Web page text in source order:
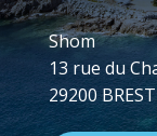
Shom
13 rue du
29200 BREST